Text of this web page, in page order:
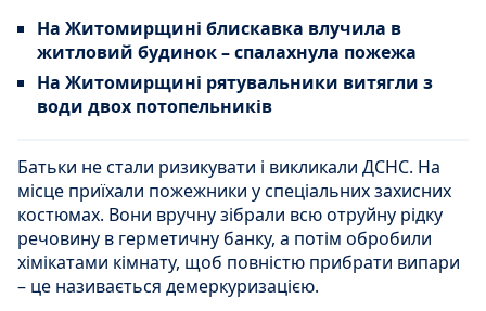
На Житомирщині блискавка влучила в
житловий будинок – спалахнула пожежа
На Житомирщині рятувальники витягли з
води двох потопельників
Батьки не стали ризикувати і викликали ДСНС. На
місце приїхали пожежники у спеціальних захисних
костюмах. Вони вручну зібрали всю отруйну рідку
речовину в герметичну банку, а потім обробили
хімікатами кімнату, щоб повністю прибрати випари
– це називається демеркуризацією.